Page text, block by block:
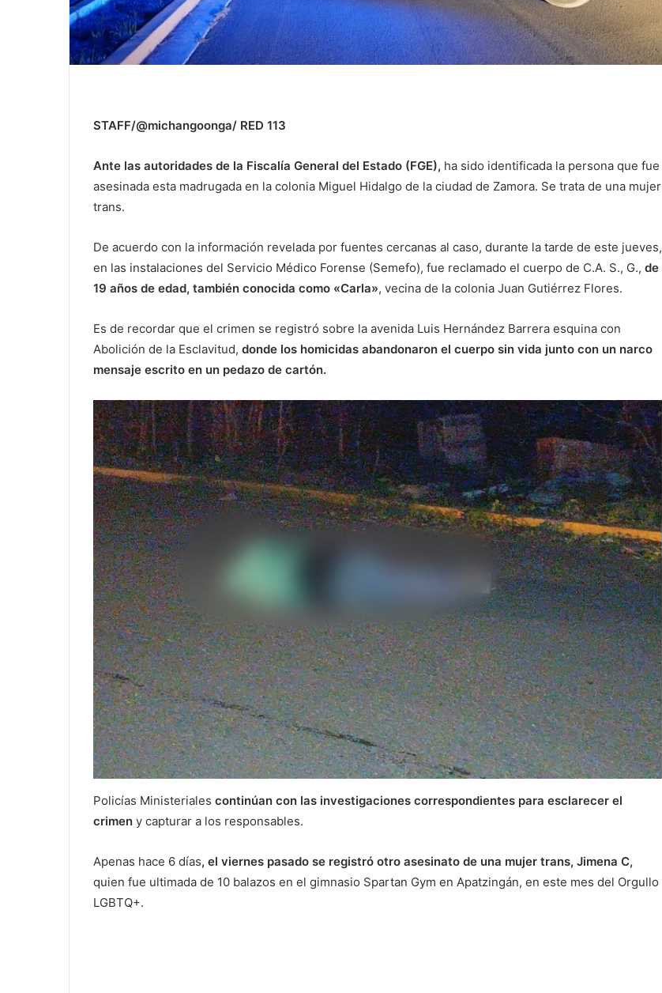
STAFF/@michangoonga/ RED 113
Ante las autoridades de la Fiscalía General del Estado (FGE), ha sido identificada la persona que fue
asesinada esta madrugada en la colonia Miguel Hidalgo de la ciudad de Zamora. Se trata de una mujer
trans.
De acuerdo con la información revelada por fuentes cercanas al caso, durante la tarde de este jueves,
en las instalaciones del Servicio Médico Forense (Semefo), fue reclamado el cuerpo de C.A. S., G., de
19 años de edad, también conocida como «Carla», vecina de la colonia Juan Gutiérrez Flores.
Es de recordar que el crimen se registró sobre la avenida Luis Hernández Barrera esquina con
Abolición de la Esclavitud, donde los homicidas abandonaron el cuerpo sin vida junto con un narco
mensaje escrito en un pedazo de cartón.
Policías Ministeriales continúan con las investigaciones correspondientes para esclarecer el
crimen y capturar a los responsables.
Apenas hace 6 días, el viernes pasado se registró otro asesinato de una mujer trans, Jimena C,
quien fue ultimada de 10 balazos en el gimnasio Spartan Gym en Apatzingán, en este mes del Orgullo
LGBTQ+.